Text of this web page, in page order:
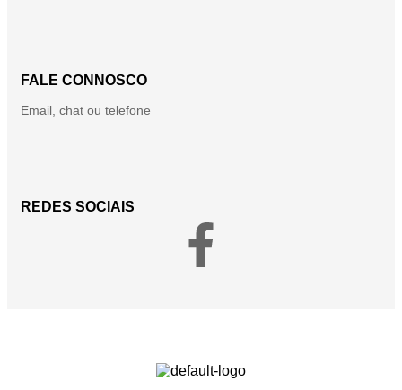
FALE CONNOSCO
Email, chat ou telefone
REDES SOCIAIS